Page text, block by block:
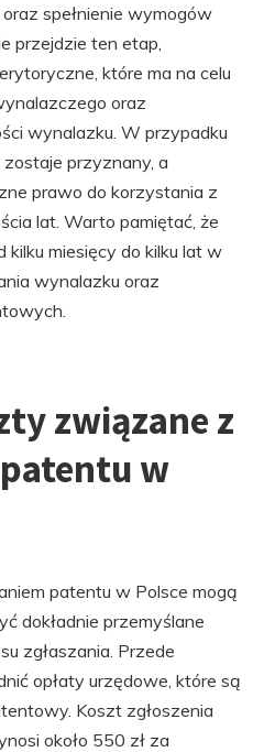
spełnienie wymogów
przejdzie ten etap,
które ma na celu
oraz
wynalazku. W przypadku
przyznany, a
prawo do korzystania z
lat. Warto pamiętać, że
kilku miesięcy do kilku lat w
wynalazku oraz
związane z
w
patentu w Polsce mogą
dokładnie przemyślane
zgłaszania. Przede
opłaty urzędowe, które są
Koszt zgłoszenia
około 550 zł za